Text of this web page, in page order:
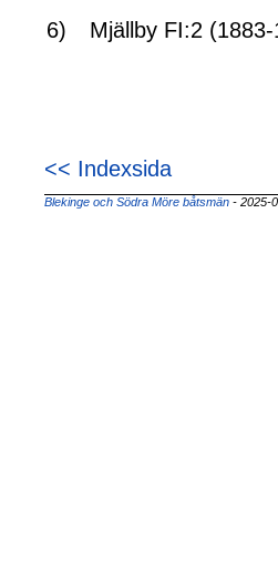
6) Mjällby FI:2
<< Indexsida
Blekinge och Södra Möre båtsmän - 2025-